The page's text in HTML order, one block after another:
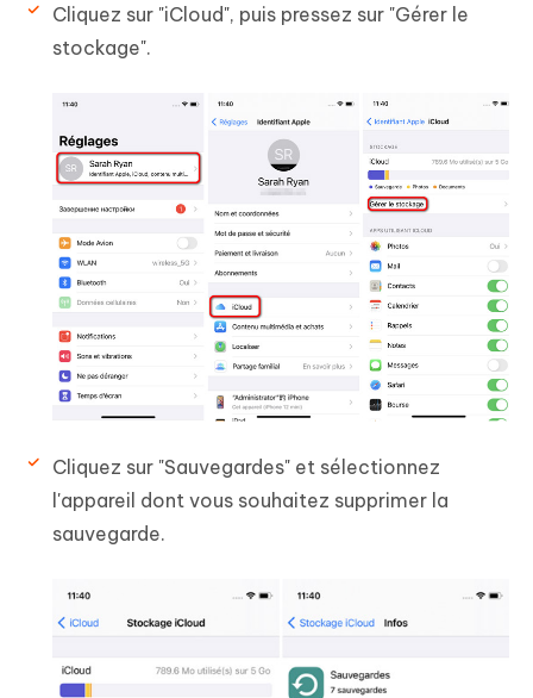
Cliquez sur "iCloud", puis pressez sur "Gérer le
stockage".
Cliquez sur "Sauvegardes" et sélectionnez
l'appareil dont vous souhaitez supprimer la
sauvegarde.